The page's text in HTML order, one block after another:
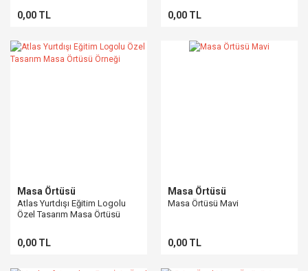
0,00 TL 0,00 TL
Masa Örtüsü
Atlas Yurtdışı Eğitim Logolu
Özel Tasarım Masa Örtüsü
0,00 TL
Masa Örtüsü
Masa Örtüsü Mavi
0,00 TL